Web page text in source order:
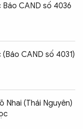
CAND số 4036
CAND số 4031)
Nhai (Thái Nguyên)